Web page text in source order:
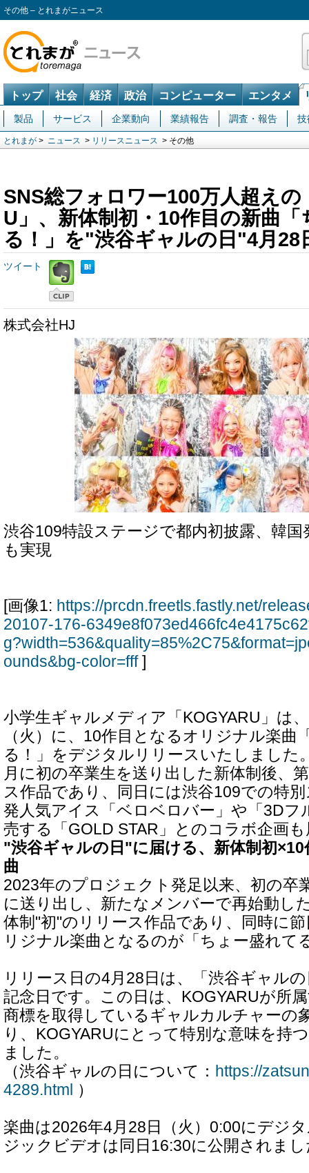
その他 – とれまがニュース
トップ 社会 経済 政治 コンピューター エンタメ
製品 サービス 企業動向 業績報告 調査・報告 技
とれまが > ニュース > リリースニュース > その他
SNS総フォロワー100万人超えの
U」、新体制初・10作目の新曲
る！」を"渋谷ギャルの日"4月28
ツイート
株式会社HJ
渋谷109特設ステージで都内初披露、韓
も実現
[画像1: https://prcdn.freetls.fastly.net/
20107-176-
ounds&bg-color=fff]
小学生ギャルメディア「KOGYARU」は
（火）に、10作目となるオリジナル楽曲
る！」をデジタルリリースいたしました
月に初の卒業生を送り出した新体制後、
ス作品であり、同日には渋谷109での特
発人気アイス「ベロベロバー」や「3Dフ
売する「GOLD STAR」とのコラボ企画
"渋谷ギャルの日"に届ける、新体制初
曲
2023年のプロジェクト発足以来、初の卒
に送り出し、新たなメンバーで再始動し
体制"初"のリリース作品であり、同時に
リジナル楽曲となるのが「ちょー盛れて
リリース日の4月28日は、「渋谷ギャル
記念日です。この日は、KOGYARUが所
商標を取得しているギャルカルチャーの
り、KOGYARUにとって特別な意味を持
ました。
（渋谷ギャルの日について： https://
4289.html ）
楽曲は2026年4月28日（火）0:00にデジ
ジックビデオは同日16:30に公開されま